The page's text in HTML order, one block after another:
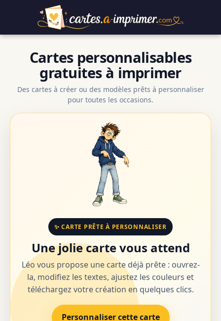
Cartes personnalisables
gratuites à imprimer
Des cartes à créer ou des modèles prêts à personnaliser
pour toutes les occasions.
✨ CARTE PRÊTE À PERSONNALISER
Une jolie carte vous attend
Léo vous propose une carte déjà prête : ouvrez-
la, modifiez les textes, ajustez les couleurs et
téléchargez votre création en quelques clics.
Personnaliser cette carte